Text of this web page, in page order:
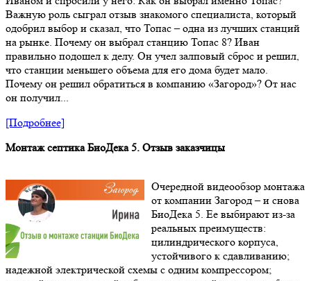
Важную роль сыграл отзыв знакомого специалиста, который
одобрил выбор и сказал, что Топас – одна из лучших станций
на рынке. Почему он выбрал станцию Топас 8? Иван
правильно подошел к делу. Он учел залповый сброс и решил,
что станции меньшего объема для его дома будет мало.
Почему он решил обратиться в компанию «Загород»? От нас
он получил...
[Подробнее]
Монтаж септика БиоДека 5. Отзыв заказчицы
Очередной видеообзор монтажа
от компании Загород – и снова
БиоДека 5. Ее выбирают из-за
реальных преимуществ:
цилиндрического корпуса,
устойчивого к сдавливанию;
надежной электрической схемы с одним компрессором;